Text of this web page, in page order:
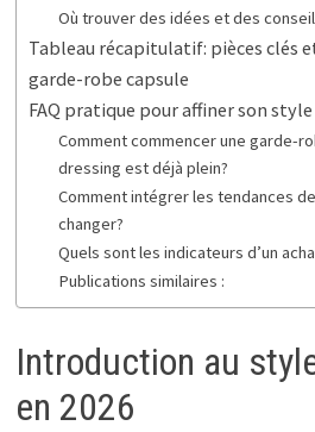
Où trouver des idées et des
Tableau récapitulatif: pièces clés
garde-robe capsule
FAQ pratique pour affiner son
Comment commencer une garde-
dressing est déjà plein?
Comment intégrer les tendances
changer?
Quels sont les indicateurs d’un
Publications similaires :
Introduction au
en 2026